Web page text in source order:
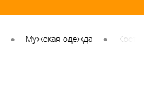
• Мужская одежда •